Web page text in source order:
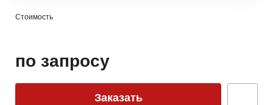
Стоимость
по запросу
Заказать